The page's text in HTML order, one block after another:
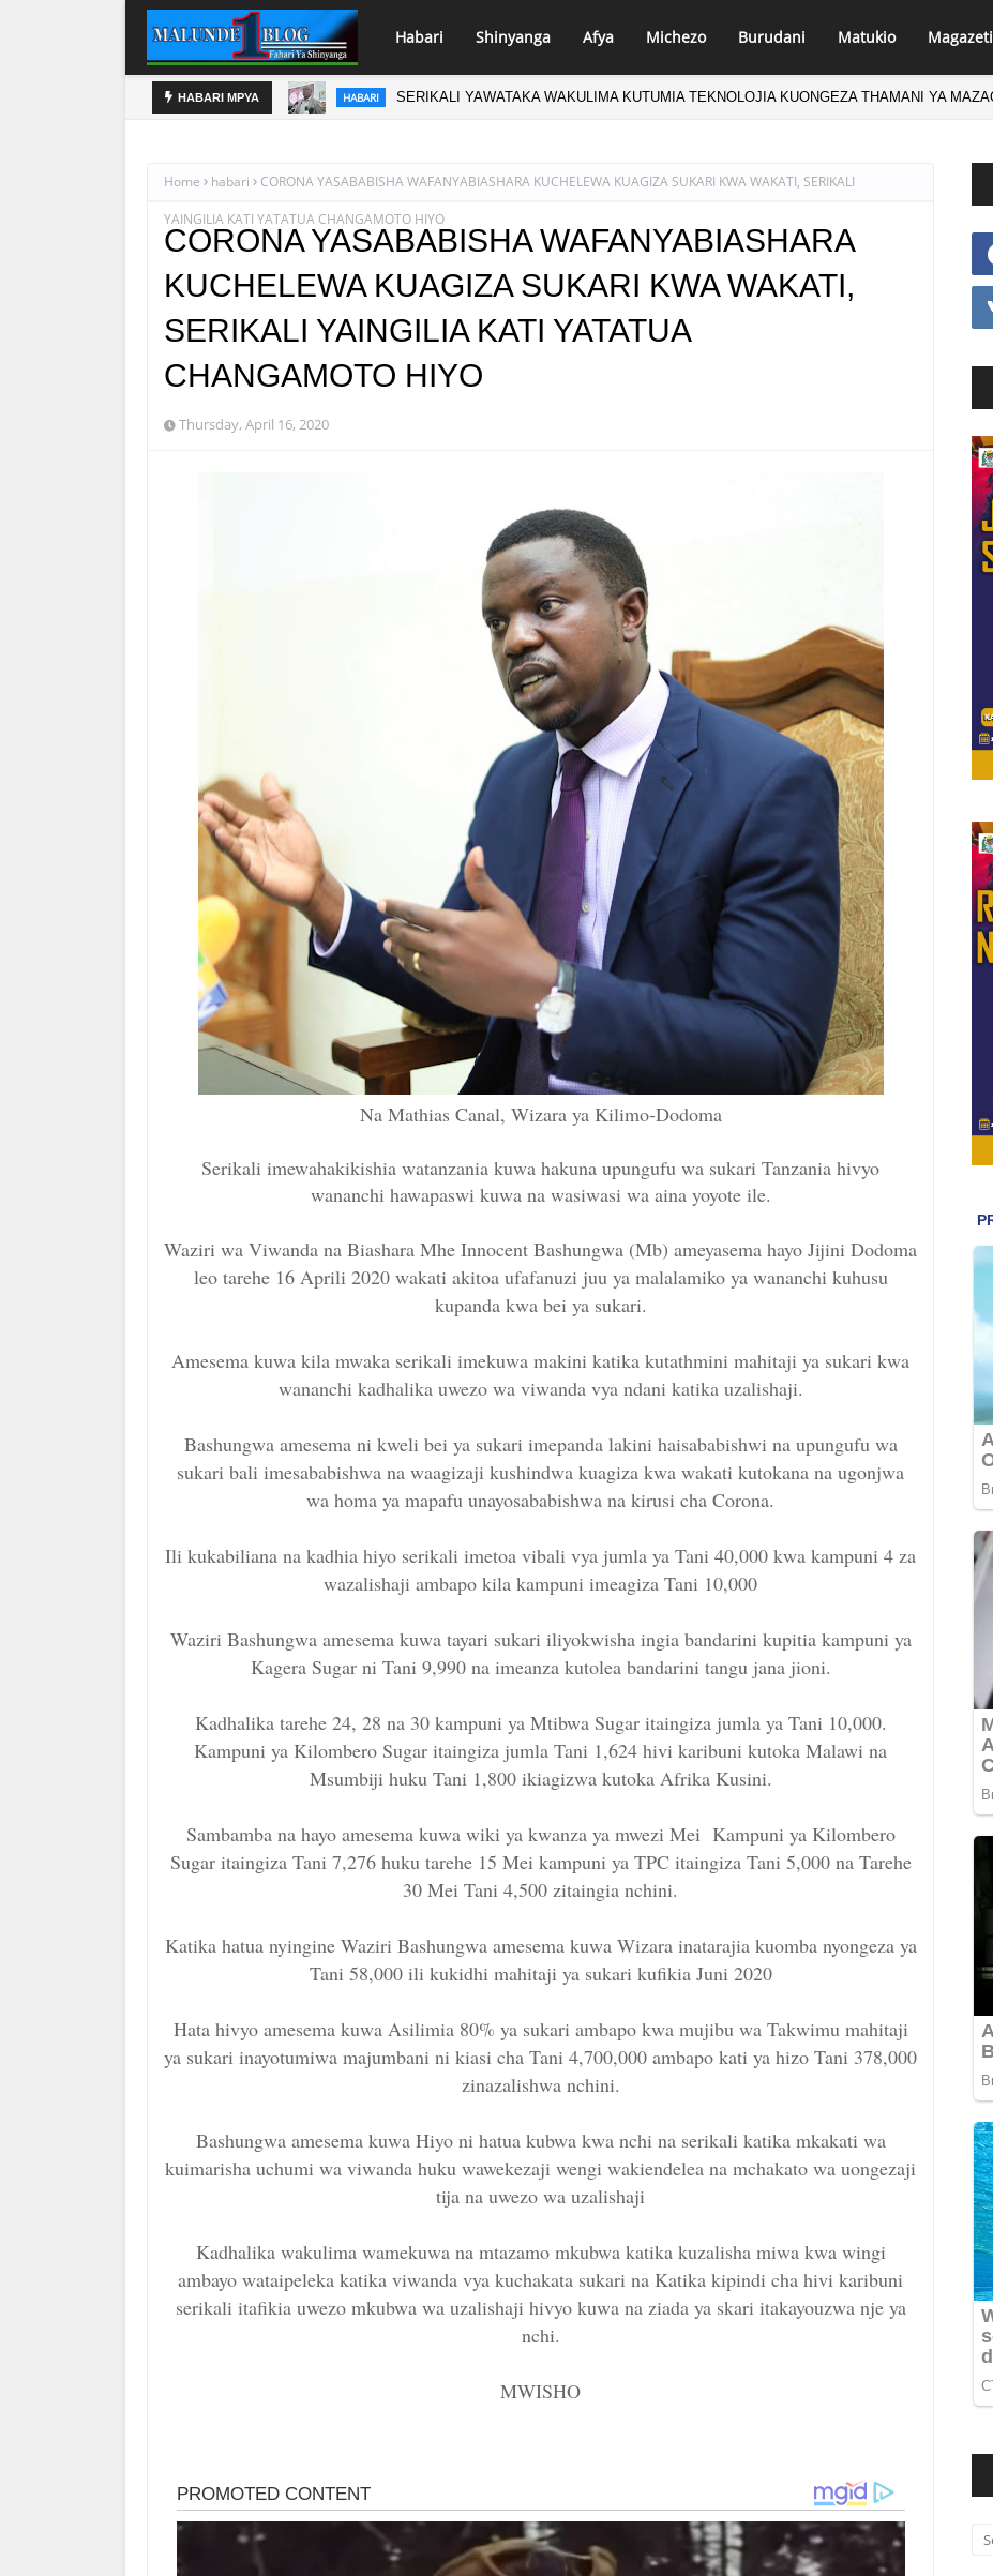
Habari Shinyanga Afya Michezo Burudani Matukio Magazeti
HABARI MPYA HABARI SAMIA, AFDB WAAHIDI USHIRIKIANO MPYA KUHARAKISHA MAGEUZI KIUCHUMI
Home habari CORONA YASABABISHA WAFANYABIASHARA KUCHELEWA KUAGIZA SUKARI KWA WAKATI, SERIKALI
YAINGILIA KATI YATATUA CHANGAMOTO HIYO
CORONA YASABABISHA WAFANYABIASHARA
KUCHELEWA KUAGIZA SUKARI KWA WAKATI,
SERIKALI YAINGILIA KATI YATATUA
CHANGAMOTO HIYO
Thursday, April 16, 2020
Na Mathias Canal, Wizara ya Kilimo-Dodoma
Serikali imewahakikishia watanzania kuwa hakuna upungufu wa sukari Tanzania hivyo
wananchi hawapaswi kuwa na wasiwasi wa aina yoyote ile.
Waziri wa Viwanda na Biashara Mhe Innocent Bashungwa (Mb) ameyasema hayo Jijini Dodoma
leo tarehe 16 Aprili 2020 wakati akitoa ufafanuzi juu ya malalamiko ya wananchi kuhusu
kupanda kwa bei ya sukari.
Amesema kuwa kila mwaka serikali imekuwa makini katika kutathmini mahitaji ya sukari kwa
wananchi kadhalika uwezo wa viwanda vya ndani katika uzalishaji.
Bashungwa amesema ni kweli bei ya sukari imepanda lakini haisababishwi na upungufu wa
sukari bali imesababishwa na waagizaji kushindwa kuagiza kwa wakati kutokana na ugonjwa
wa homa ya mapafu unayosababishwa na kirusi cha Corona.
Ili kukabiliana na kadhia hiyo serikali imetoa vibali vya jumla ya Tani 40,000 kwa kampuni 4 za
wazalishaji ambapo kila kampuni imeagiza Tani 10,000
Waziri Bashungwa amesema kuwa tayari sukari iliyokwisha ingia bandarini kupitia kampuni ya
Kagera Sugar ni Tani 9,990 na imeanza kutolea bandarini tangu jana jioni.
Kadhalika tarehe 24, 28 na 30 kampuni ya Mtibwa Sugar itaingiza jumla ya Tani 10,000.
Kampuni ya Kilombero Sugar itaingiza jumla Tani 1,624 hivi karibuni kutoka Malawi na
Msumbiji huku Tani 1,800 ikiagizwa kutoka Afrika Kusini.
Sambamba na hayo amesema kuwa wiki ya kwanza ya mwezi Mei Kampuni ya Kilombero
Sugar itaingiza Tani 7,276 huku tarehe 15 Mei kampuni ya TPC itaingiza Tani 5,000 na Tarehe
30 Mei Tani 4,500 zitaingia nchini.
Katika hatua nyingine Waziri Bashungwa amesema kuwa Wizara inatarajia kuomba nyongeza ya
Tani 58,000 ili kukidhi mahitaji ya sukari kufikia Juni 2020
Hata hivyo amesema kuwa Asilimia 80% ya sukari ambapo kwa mujibu wa Takwimu mahitaji
ya sukari inayotumiwa majumbani ni kiasi cha Tani 4,700,000 ambapo kati ya hizo Tani 378,000
zinazalishwa nchini.
Bashungwa amesema kuwa Hiyo ni hatua kubwa kwa nchi na serikali katika mkakati wa
kuimarisha uchumi wa viwanda huku wawekezaji wengi wakiendelea na mchakato wa uongezaji
tija na uwezo wa uzalishaji
Kadhalika wakulima wamekuwa na mtazamo mkubwa katika kuzalisha miwa kwa wingi
ambayo wataipeleka katika viwanda vya kuchakata sukari na Katika kipindi cha hivi karibuni
serikali itafikia uwezo mkubwa wa uzalishaji hivyo kuwa na ziada ya skari itakayouzwa nje ya
nchi.
MWISHO